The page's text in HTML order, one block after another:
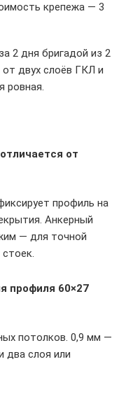
крепежа — 3
2 дня бригадой из 2
от двух слоёв ГКЛ и
ровная.
от
профиль на
Анкерный
— для точной
профиля 60×27
потолков. 0,9 мм —
два слоя или